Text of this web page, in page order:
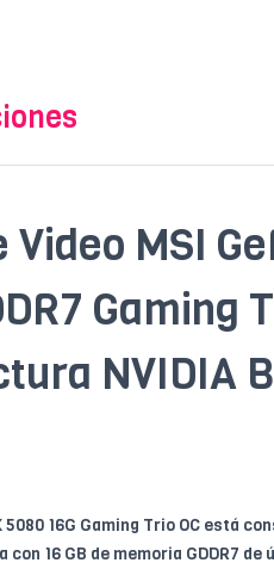
Video MSI
Gaming
NVIDIA
5080 16G Gaming Trio OC está
con 16 GB de memoria GDDR7